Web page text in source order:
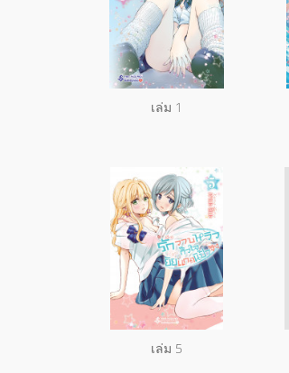
เล่ม 1
เล่ม 5